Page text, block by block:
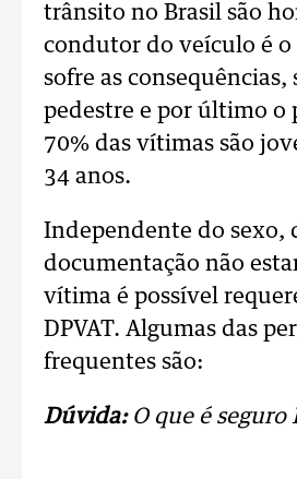
trânsito no Brasil são
condutor do veículo é o
sofre as consequências,
pedestre e por último o
70% das vítimas são
34 anos.
Independente do sexo,
documentação não
vítima é possível
DPVAT. Algumas das
frequentes são:
Dúvida: O que é seguro